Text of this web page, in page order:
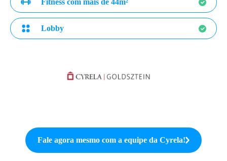
Fitness com mais de 44m²
Lobby
Fale agora mesmo com a equipe da Cyrela!